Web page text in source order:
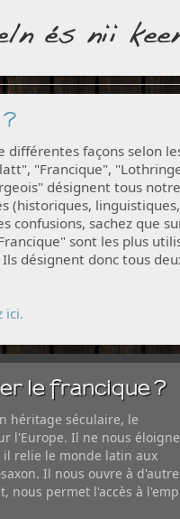
différentes façons selon
"Francique",
désignent tous notre
(historiques, linguistiques,
confusions, sachez que
sont les plus
désignent donc tous
ici.
le francique ?
héritage séculaire, le
l'Europe. Il ne nous éloigne
il relie le monde latin aux
Il nous ouvre à
nous permet l'accès à